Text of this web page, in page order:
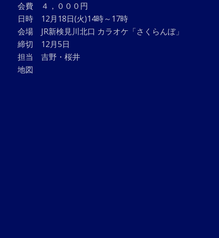
会費 ４，０００円
日時 12月18日(火)14時～17時
会場 JR新検見川北口 カラオケ「さくらんぼ」
締切 12月5日
担当 吉野・桜井
地図